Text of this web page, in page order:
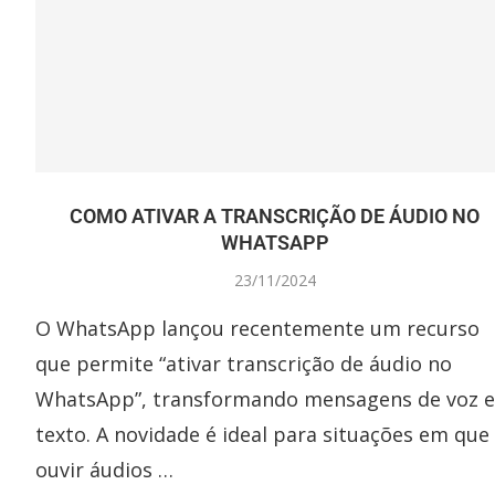
COMO ATIVAR A TRANSCRIÇÃO DE ÁUDIO NO
WHATSAPP
23/11/2024
O WhatsApp lançou recentemente um recurso
que permite “ativar transcrição de áudio no
WhatsApp”, transformando mensagens de voz
texto. A novidade é ideal para situações em que
ouvir áudios …